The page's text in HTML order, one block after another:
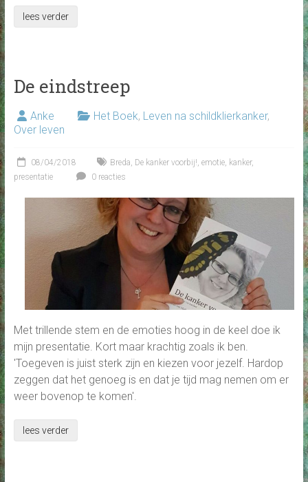
lees verder
De eindstreep
Anke Het Boek, Leven na schildklierkanker,
Over leven
08/04/2018 Breda De kanker voorbij! emotie, kanker,
presentatie
0 reacties
Met trillende stem en de emoties hoog in de keel doe ik
mijn presentatie. Kort maar krachtig zoals ik ben.
'Toegeven is juist sterk zijn en kiezen voor jezelf. Hardop
zeggen dat het genoeg is en dat je tijd mag nemen om er
weer bovenop te komen'.
lees verder